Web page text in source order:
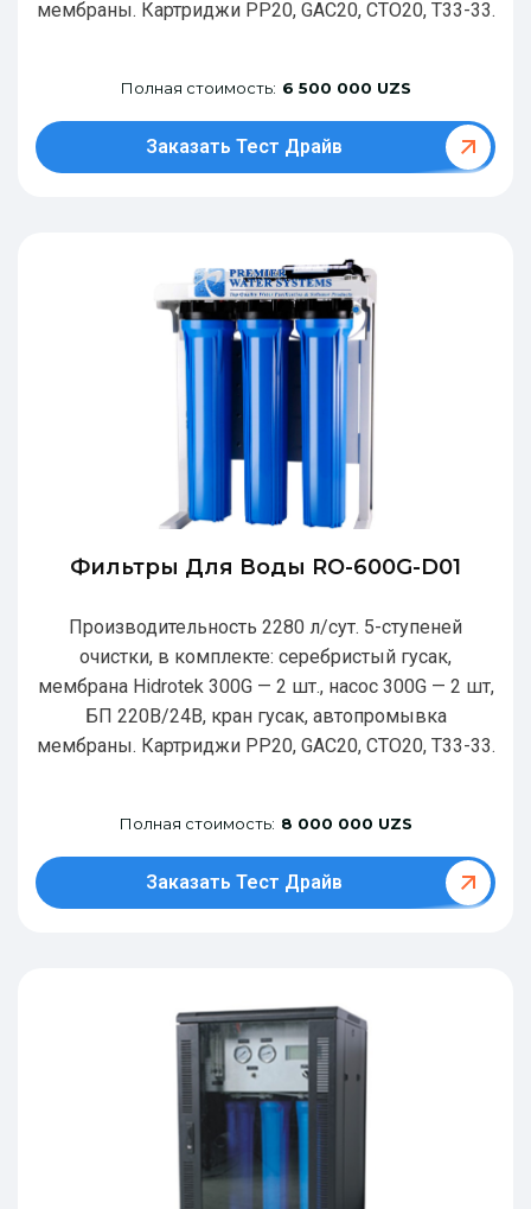
мембраны. Картриджи РР20, GAC20, CTO20, T33-33.
Полная стоимость: 6 500 000 UZS
Заказать Тест Драйв
Фильтры Для Воды RO-600G-D01
Производительность 2280 л/сут. 5-ступеней
очистки, в комплекте: серебристый гусак,
мембрана Hidrotek 300G — 2 шт., насос 300G — 2 шт,
БП 220В/24В, кран гусак, автопромывка
мембраны. Картриджи РР20, GAC20, CTO20, T33-33.
Полная стоимость: 8 000 000 UZS
Заказать Тест Драйв